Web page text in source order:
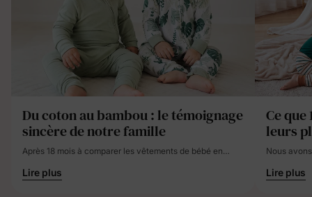
Du coton au bambou : le témoignage
sincère de notre famille
Après 18 mois à comparer les vêtements de bébé en
s'est révélé supérieur pour la régulation de la
Lire plus
Ce
leurs
les
Nous
Des
Lire plus